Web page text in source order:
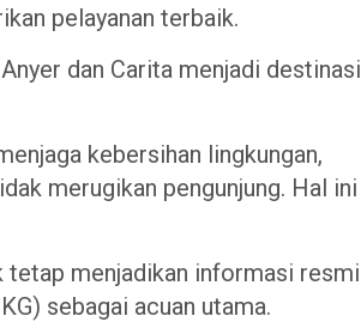
pelayanan terbaik.
dan Carita menjadi destinasi
kebersihan lingkungan,
merugikan pengunjung. Hal ini
tetap menjadikan informasi resmi
sebagai acuan utama.